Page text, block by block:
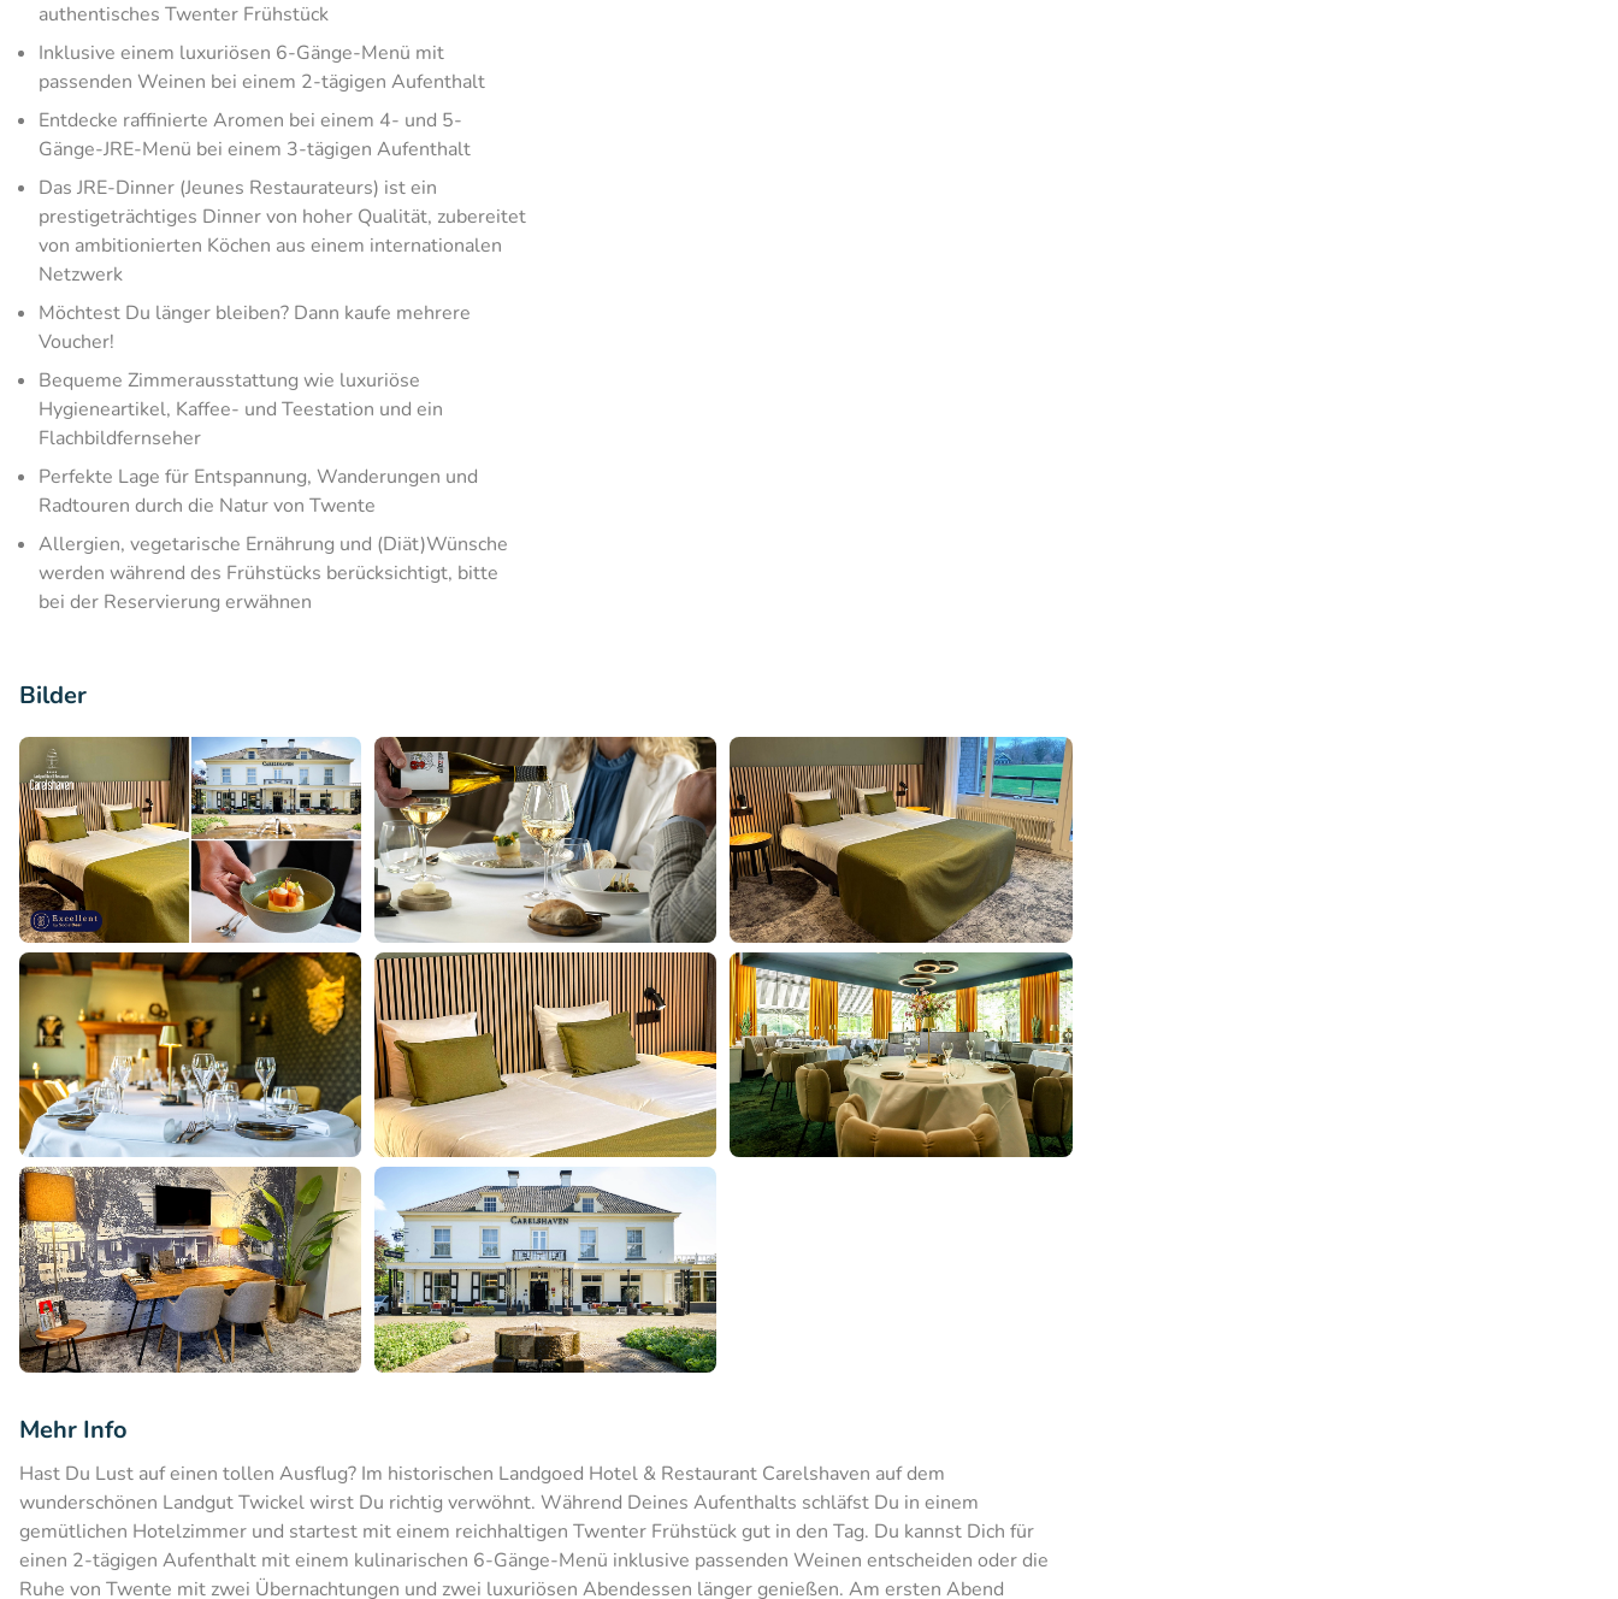
authentisches Twenter Frühstück
Inklusive einem luxuriösen 6-Gänge-Menü mit
passenden Weinen bei einem 2-tägigen Aufenthalt
Entdecke raffinierte Aromen bei einem 4- und 5-
Gänge-JRE-Menü bei einem 3-tägigen Aufenthalt
Das JRE-Dinner (Jeunes Restaurateurs) ist ein
prestigeträchtiges Dinner von hoher Qualität, zubereitet
von ambitionierten Köchen aus einem internationalen
Netzwerk
Möchtest Du länger bleiben? Dann kaufe mehrere
Voucher!
Bequeme Zimmerausstattung wie luxuriöse
Hygieneartikel, Kaffee- und Teestation und ein
Flachbildfernseher
Perfekte Lage für Entspannung, Wanderungen und
Radtouren durch die Natur von Twente
Allergien, vegetarische Ernährung und (Diät)Wünsche
werden während des Frühstücks berücksichtigt, bitte
bei der Reservierung erwähnen
Bilder
Mehr Info
Hast Du Lust auf einen tollen Ausflug? Im historischen Landgoed Hotel & Restaurant Carelshaven auf dem
wunderschönen Landgut Twickel wirst Du richtig verwöhnt. Während Deines Aufenthalts schläfst Du in einem
gemütlichen Hotelzimmer und startest mit einem reichhaltigen Twenter Frühstück gut in den Tag. Du kannst Dich für
einen 2-tägigen Aufenthalt mit einem kulinarischen 6-Gänge-Menü inklusive passenden Weinen entscheiden oder die
Ruhe von Twente mit zwei Übernachtungen und zwei luxuriösen Abendessen länger genießen. Am ersten Abend